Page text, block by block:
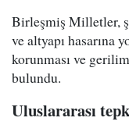
Birleşmiş Milletler,
ve altyapı hasarına
korunması ve
bulundu.
Uluslararası